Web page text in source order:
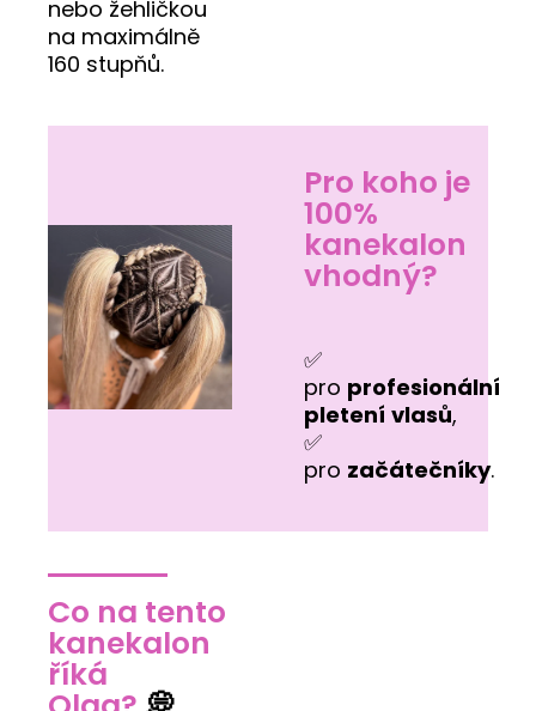
nebo žehličkou
na maximálně
160 stupňů.
Pro koho je
100%
kanekalon
vhodný?
✅
pro profesionální
pletení vlasů,
✅
pro začátečníky.
Co na tento
kanekalon
říká